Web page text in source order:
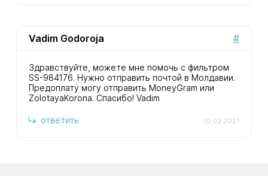
#
Vadim Godoroja
10.02.2021
Здравствуйте, можете мне помочь с фильтром
SS-984176. Нужно отправить почтой в Молдавии.
Предоплату могу отправить MoneyGram или
ZolotayaKorona. Спасибо! Vadim
ответить